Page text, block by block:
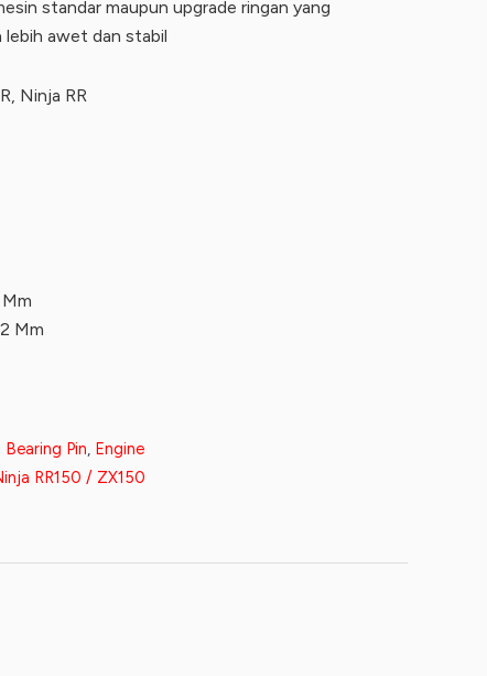
standar maupun upgrade ringan yang
awet dan stabil
Ninja RR
Mm
Bearing Pin, Engine
RR150 / ZX150